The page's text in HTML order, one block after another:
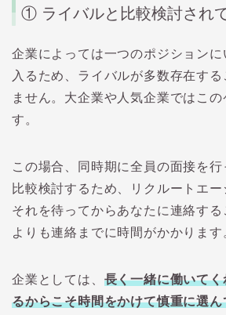
① ライバルと比較検討され
企業によっては一つのポジション
入るため、ライバルが多数存在する
ません。大企業や人気企業ではこ
す。
この場合、同時期に全員の面接を
比較検討するため、リクルートエ
それを待ってからあなたに連絡する
よりも連絡までに時間がかかります
企業としては、 長く一緒に働いて
るからこそ時間をかけて慎重に選ん